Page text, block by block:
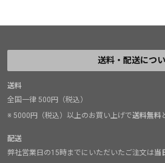
送料・配送につ
送料
全国一律 500円（税込）
※ 5000円（税込）以上のお買い上げで送料無料
配送
弊社営業日の15時までにいただいたご注文は当